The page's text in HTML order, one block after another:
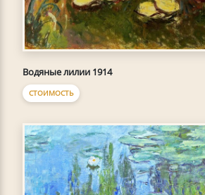
Водяные лилии 1914
СТОИМОСТЬ